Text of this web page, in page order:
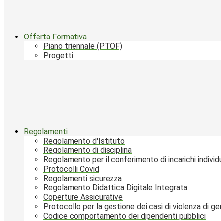
Offerta Formativa
Piano triennale (PTOF)
Progetti
Regolamenti
Regolamento d'Istituto
Regolamento di disciplina
Regolamento per il conferimento di incarichi
Protocolli Covid
Regolamenti sicurezza
Regolamento Didattica Digitale Integrata
Coperture Assicurative
Protocollo per la gestione dei casi di violenza di
Codice comportamento dei dipendenti pubblici